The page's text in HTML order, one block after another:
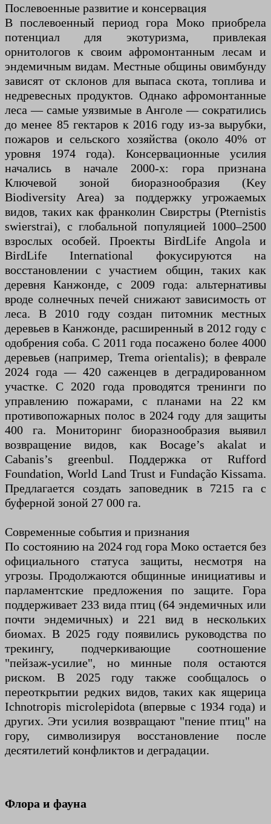
Послевоенные развитие и консервация
В послевоенный период гора Моко приобрела
потенциал для экотуризма, привлекая
орнитологов к своим афромонтанным лесам и
эндемичным видам. Местные общины овимбунду
зависят от склонов для выпаса скота, топлива и
недревесных продуктов. Однако афромонтанные
леса — самые уязвимые в Анголе — сократились
до менее 85 гектаров к 2016 году из-за вырубки,
пожаров и сельского хозяйства (около 40% от
уровня 1974 года). Консервационные усилия
начались в начале 2000-х: гора признана
Ключевой зоной биоразнообразия (Key
Biodiversity Area) за поддержку угрожаемых
видов, таких как франколин Свирстры (Pternistis
swierstrai), с глобальной популяцией 1000–2500
взрослых особей. Проекты BirdLife Angola и
BirdLife International фокусируются на
восстановлении с участием общин, таких как
деревня Канжонде, с 2009 года: альтернативы
вроде солнечных печей снижают зависимость от
леса. В 2010 году создан питомник местных
деревьев в Канжонде, расширенный в 2012 году с
одобрения соба. С 2011 года посажено более 4000
деревьев (например, Trema orientalis); в феврале
2024 года — 420 саженцев в деградированном
участке. С 2020 года проводятся тренинги по
управлению пожарами, с планами на 22 км
противопожарных полос в 2024 году для защиты
400 га. Мониторинг биоразнообразия выявил
возвращение видов, как Bocage’s akalat и
Cabanis’s greenbul. Поддержка от Rufford
Foundation, World Land Trust и Fundação Kissama.
Предлагается создать заповедник в 7215 га с
буферной зоной 27 000 га.
Современные события и признания
По состоянию на 2024 год гора Моко остается без
официального статуса защиты, несмотря на
угрозы. Продолжаются общинные инициативы и
парламентские предложения по защите. Гора
поддерживает 233 вида птиц (64 эндемичных или
почти эндемичных) и 221 вид в нескольких
биомах. В 2025 году появились руководства по
трекингу, подчеркивающие соотношение
"пейзаж-усилие", но минные поля остаются
риском. В 2025 году также сообщалось о
переоткрытии редких видов, таких как ящерица
Ichnotropis microlepidota (впервые с 1934 года) и
других. Эти усилия возвращают "пение птиц" на
гору, символизируя восстановление после
десятилетий конфликтов и деградации.
Флора и фауна